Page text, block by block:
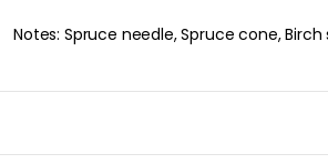
Notes: Spruce needle, Spruce cone,